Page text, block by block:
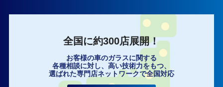
全国に約300店展開！
お客様の車のガラスに関する
各種相談に対し、高い技術力をもつ、
選ばれた専門店ネットワークで全国対応